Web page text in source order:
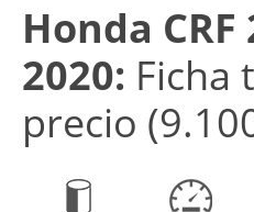
Honda CRF
2020: Ficha
precio